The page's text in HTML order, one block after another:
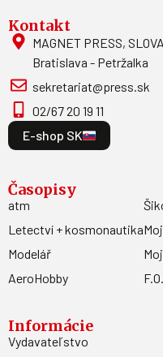
Kontakt
MAGNET PRESS,
Bratislava - Petržalka
sekretariat@press.sk
02/67 20 19 11
E-shop SK
Časopisy
atm
Letectví + kosmonautika
Modelář
AeroHobby
Informácie
Vydavateľstvo